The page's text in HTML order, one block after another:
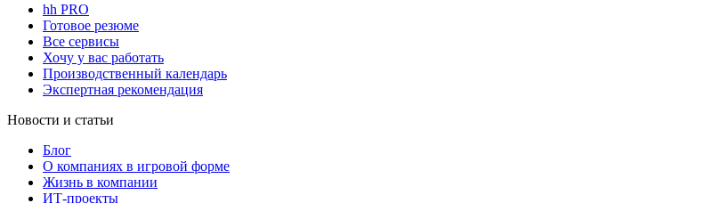
hh PRO
Готовое резюме
Все сервисы
Хочу у вас работать
Производственный календарь
Экспертная рекомендация
Новости и статьи
Блог
О компаниях в игровой форме
Жизнь в компании
ИТ-проекты